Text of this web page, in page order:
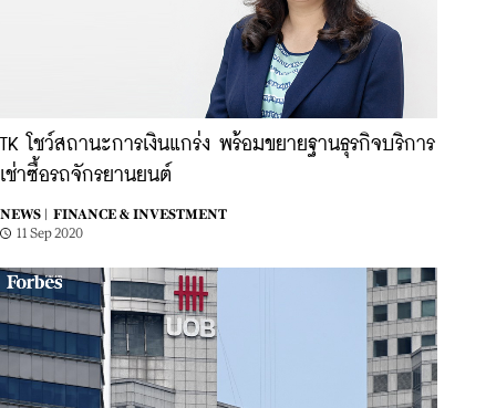
TK โชว์สถานะการเงินแกร่ง พร้อมขยายฐานธุรกิจบริการ
เช่าซื้อรถจักรยานยนต์
NEWS |
FINANCE & INVESTMENT
11 Sep 2020